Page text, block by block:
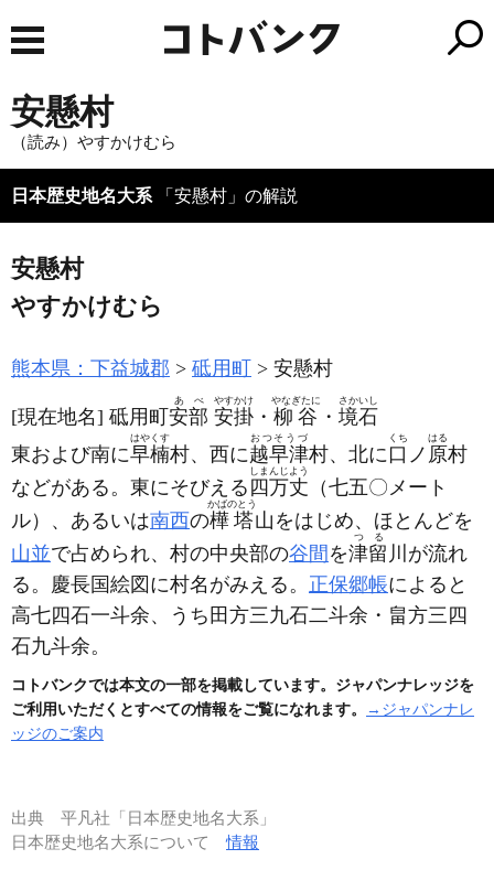
安懸村
（読み）やすかけむら
日本歴史地名大系 「安懸村」の解説
安懸村
やすかけむら
熊本県：下益城郡 砥用町 安懸村
[現在地名] 砥用町 安部
あべ
安掛
やすかけ
・ 柳谷
やなぎたに
・ 境石
さかいし
東および南に早楠
はやくす
村、西に越早津
おつそうづ
村、北に口
くち
ノ 原
はる
村
などがある。東にそびえる 四万丈
しまんじよう
（七五〇メート
ル） 、あるいは南西の樺塔
かばのとう
山をはじめ、ほとんどを
山並で占められ、村の中央部の谷間 を津留
つる
川が流れ
る。慶長国絵図に村名がみえる。 正保郷帳によると
高七四石一斗余、うち田方三九石二斗余・畠方三四
石九斗余。
コトバンクでは本文の一部を掲載しています。ジャパンナレッジを
ご利用いただくとすべての情報をご覧になれます。
→ジャパンナレ
ッジのご案内
出典 平凡社「日本歴史地名大系」
日本歴史地名大系について情報